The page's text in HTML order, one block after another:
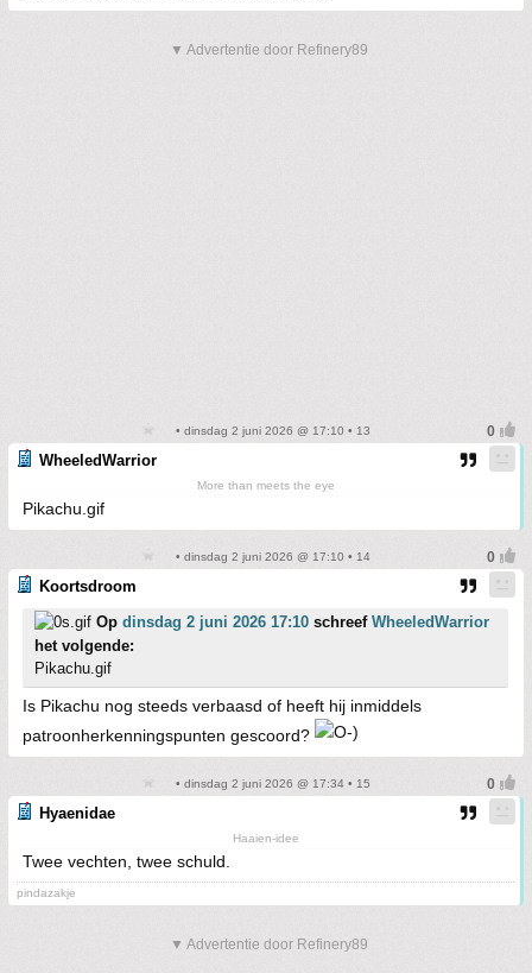
▼ Advertentie door Refinery89
• dinsdag 2 juni 2026 @ 17:10 • 13
WheeledWarrior
More than meets the eye
Pikachu.gif
• dinsdag 2 juni 2026 @ 17:10 • 14
Koortsdroom
Op dinsdag 2 juni 2026 17:10 schreef WheeledWarrior
het volgende:
Pikachu.gif
Is Pikachu nog steeds verbaasd of heeft hij inmiddels
patroonherkenningspunten gescoord?
• dinsdag 2 juni 2026 @ 17:34 • 15
Hyaenidae
Haaien-idee
Twee vechten, twee schuld.
pindazakje
▼ Advertentie door Refinery89